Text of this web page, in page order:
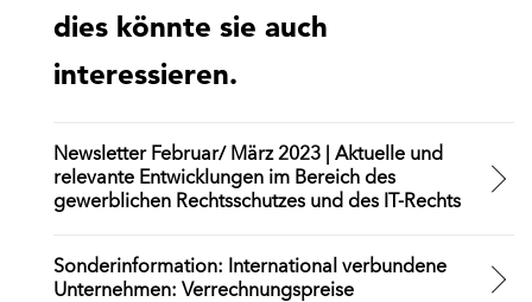
dies könnte sie auch
interessieren.
Newsletter Februar/ März 2023 | Aktuelle und
relevante Entwicklungen im Bereich des
gewerblichen Rechtsschutzes und des IT-Rechts
Sonderinformation: International verbundene
Unternehmen: Verrechnungspreise